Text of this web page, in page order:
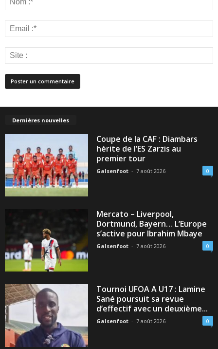
Dernières nouvelles
Coupe de la CAF : Diambars
hérite de l’ES Zarzis au
premier tour
Galsenfoot - 7 août 2026 0
Mercato – Liverpool,
Dortmund, Bayern… L’Europe
s’active pour Ibrahim Mbaye
Galsenfoot - 7 août 2026 0
Tournoi UFOA A U17 : Lamine
Sané poursuit sa revue
d’effectif avec un deuxième...
Galsenfoot - 7 août 2026 0